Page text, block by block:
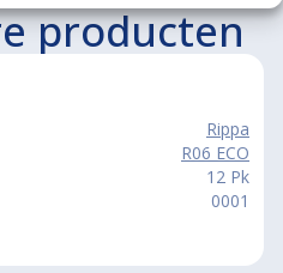
producten
Rippa
R06 ECO
12 Pk
0001